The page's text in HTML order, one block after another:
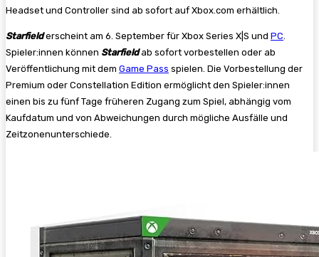
Headset und Controller sind ab sofort auf Xbox.com erhältlich.
Starfielderscheint am 6. September für Xbox Series X|S und PC
Spieler:innen können Starfieldab sofort vorbestellen oder ab
Veröffentlichung mit dem Game Pass spielen. Die Vorbestellung der
Premium oder Constellation Edition ermöglicht den Spieler:innen
einen bis zu fünf Tage früheren Zugang zum Spiel, abhängig vom
Kaufdatum und von Abweichungen durch mögliche Ausfälle und
Zeitzonenunterschiede.